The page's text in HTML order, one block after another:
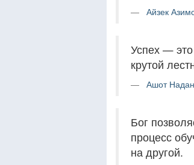
Айзек
Успех —
крутой
Ашот
Бог
процесс
на другой.